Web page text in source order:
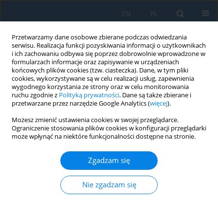
Przetwarzamy dane osobowe zbierane podczas odwiedzania
serwisu. Realizacja funkcji pozyskiwania informacji o użytkownikach
i ich zachowaniu odbywa się poprzez dobrowolnie wprowadzone w
formularzach informacje oraz zapisywanie w urządzeniach
końcowych plików cookies (tzw. ciasteczka). Dane, w tym pliki
cookies, wykorzystywane są w celu realizacji usług, zapewnienia
wygodnego korzystania ze strony oraz w celu monitorowania
ruchu zgodnie z Polityką prywatności. Dane są także zbierane i
przetwarzane przez narzędzie Google Analytics (więcej).
Możesz zmienić ustawienia cookies w swojej przeglądarce.
Ograniczenie stosowania plików cookies w konfiguracji przeglądarki
może wpłynąć na niektóre funkcjonalności dostępne na stronie.
Zgadzam się
Nie zgadzam się
PL
EN
vol. 18, 3, 2024
Design and Optimization of
Casting System for Integrated
Longitudinal Beam and Tower